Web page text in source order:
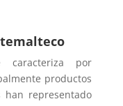
caracteriza por
productos
han representado